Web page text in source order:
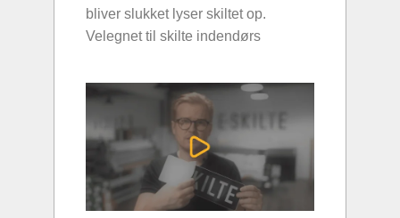
bliver slukket lyser skiltet op.
Velegnet til skilte indendørs